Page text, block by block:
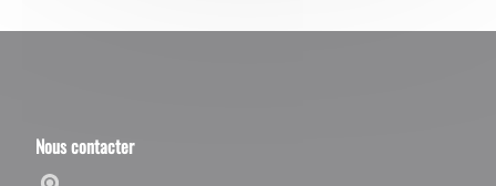
Nous contacter